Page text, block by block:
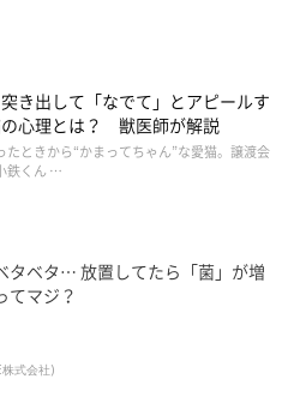
し。買い物帰りだと自分のゴハ
か、チェックが入ります」
や日用品に反応します。くま
すると戻っていきます
べ物の袋のニオイを確認し
ります。穴掘りをしたり、くつ
つけたりしています」
ニオイがするみたいで、特に
はないよといつも言ってま
き出して「なでて」とアピールす
の心理とは？ 獣医師が解説
たときから“かまってちゃん”な愛猫。譲渡会
鉄くん …
タベタ… 放置してたら「菌」が増
てマジ？
株式会社)